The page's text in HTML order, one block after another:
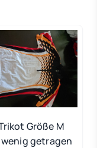
Größe M
getragen